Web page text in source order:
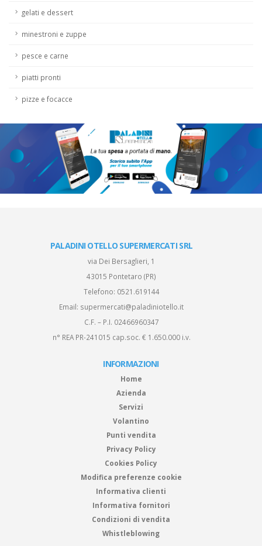
gelati e dessert
minestroni e zuppe
pesce e carne
piatti pronti
pizze e focacce
PALADINI OTELLO SUPERMERCATI SRL
via Dei Bersaglieri, 1
43015 Pontetaro (PR)
Telefono: 0521.619144
Email: supermercati@paladiniotello.it
C.F. – P.I. 02466960347
n° REA PR-241015 cap.soc. € 1.650.000 i.v.
INFORMAZIONI
Home
Azienda
Servizi
Volantino
Punti vendita
Privacy Policy
Cookies Policy
Modifica preferenze cookie
Informativa clienti
Informativa fornitori
Condizioni di vendita
Whistleblowing